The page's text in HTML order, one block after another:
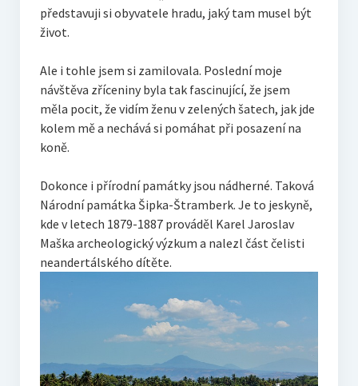
představuji si obyvatele hradu, jaký tam musel být
život.
Ale i tohle jsem si zamilovala. Poslední moje
návštěva zříceniny byla tak fascinující, že jsem
měla pocit, že vidím ženu v zelených šatech, jak jde
kolem mě a nechává si pomáhat při posazení na
koně.
Dokonce i přírodní památky jsou nádherné. Taková
Národní památka Šipka-Štramberk. Je to jeskyně,
kde v letech 1879-1887 prováděl Karel Jaroslav
Maška archeologický výzkum a nalezl část čelisti
neandertálského dítěte.